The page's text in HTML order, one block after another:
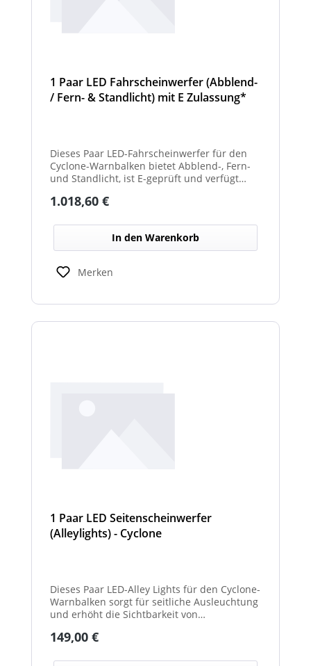
1 Paar LED Fahrscheinwerfer (Abblend-
/ Fern- & Standlicht) mit E Zulassung*
Dieses Paar LED-Fahrscheinwerfer für den
Cyclone-Warnbalken bietet Abblend-, Fern-
und Standlicht, ist E-geprüft und verfügt
Einsatz im Winterdienst.
Regulärer Preis:
1.018,60 €
In den Warenkorb
Merken
1 Paar LED Seitenscheinwerfer
(Alleylights) - Cyclone
Dieses Paar LED-Alley Lights für den Cyclone-
Warnbalken sorgt für seitliche Ausleuchtung
und erhöht die Sichtbarkeit von
Regulärer Preis:
149,00 €